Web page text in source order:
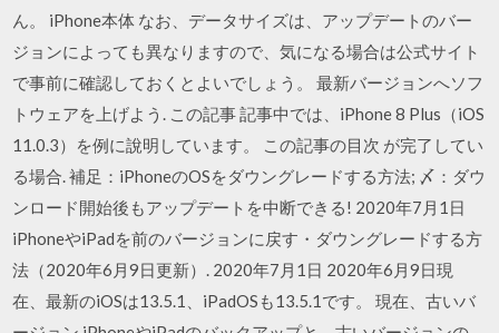
ん。 iPhone本体 なお、データサイズは、アップデートのバー
ジョンによっても異なりますので、気になる場合は公式サイト
で事前に確認しておくとよいでしょう。 最新バージョンへソフ
トウェアを上げよう. この記事 記事中では、iPhone 8 Plus（iOS
11.0.3）を例に說明しています。 この記事の目次 が完了してい
る場合. 補足：iPhoneのOSをダウングレードする方法; 〆：ダウ
ンロード開始後もアップデートを中断できる! 2020年7月1日
iPhoneやiPadを前のバージョンに戻す・ダウングレードする方
法（2020年6月9日更新）. 2020年7月1日 2020年6月9日現
在、最新のiOSは13.5.1、iPadOSも13.5.1です。 現在、古いバ